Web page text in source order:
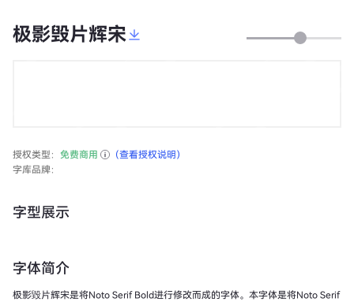
极影毁片辉宋
授权类型： 免费商用
（查看授权说明）
字库品牌：
字型展示
字体简介
极影毀片辉宋是将Noto Serif Bold进行修改而成的字体。本字体是将Noto Serif